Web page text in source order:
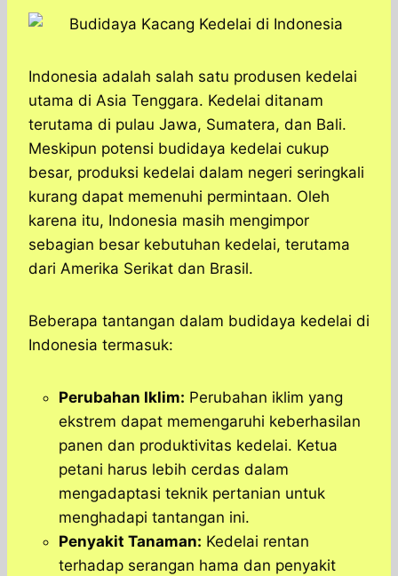
Indonesia adalah salah satu produsen kedelai
utama di Asia Tenggara. Kedelai ditanam
terutama di pulau Jawa, Sumatera, dan Bali.
Meskipun potensi budidaya kedelai cukup
besar, produksi kedelai dalam negeri seringkali
kurang dapat memenuhi permintaan. Oleh
karena itu, Indonesia masih mengimpor
sebagian besar kebutuhan kedelai, terutama
dari Amerika Serikat dan Brasil.
Beberapa tantangan dalam budidaya kedelai di
Indonesia termasuk:
Perubahan Iklim: Perubahan iklim yang
ekstrem dapat memengaruhi keberhasilan
panen dan produktivitas kedelai. Ketua
petani harus lebih cerdas dalam
mengadaptasi teknik pertanian untuk
menghadapi tantangan ini.
Penyakit Tanaman: Kedelai rentan
terhadap serangan hama dan penyakit